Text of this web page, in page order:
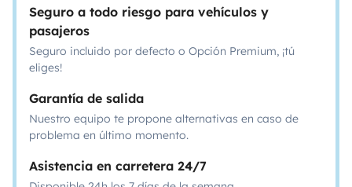
Seguro a todo riesgo para vehículos y
pasajeros
Seguro incluido por defecto o Opción Premium, ¡tú
eliges!
Garantía de salida
Nuestro equipo te propone alternativas en caso de
problema en último momento.
Asistencia en carretera 24/7